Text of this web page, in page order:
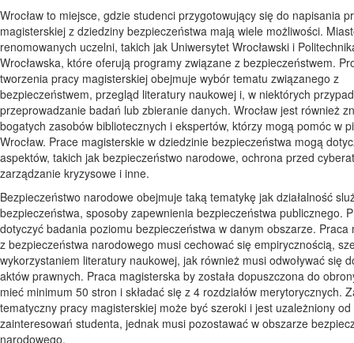
Wrocław to miejsce, gdzie studenci przygotowujący się do napisania
magisterskiej z dziedziny bezpieczeństwa mają wiele możliwości.
renomowanych uczelni, takich jak Uniwersytet Wrocławski i
Wrocławska, które oferują programy związane z bezpieczeństwem.
tworzenia pracy magisterskiej obejmuje wybór tematu związanego z
bezpieczeństwem, przegląd literatury naukowej i, w niektórych
przeprowadzanie badań lub zbieranie danych. Wrocław jest również
bogatych zasobów bibliotecznych i ekspertów, którzy mogą pomóc w
Wrocław. Prace magisterskie w dziedzinie bezpieczeństwa mogą
aspektów, takich jak bezpieczeństwo narodowe, ochrona przed
zarządzanie kryzysowe i inne.
Bezpieczeństwo narodowe obejmuje taką tematykę jak działalność
bezpieczeństwa, sposoby zapewnienia bezpieczeństwa publicznego.
dotyczyć badania poziomu bezpieczeństwa w danym obszarze. Praca
z bezpieczeństwa narodowego musi cechować się empirycznością,
wykorzystaniem literatury naukowej, jak również musi odwoływać się
aktów prawnych. Praca magisterska by została dopuszczona do
mieć minimum 50 stron i składać się z 4 rozdziałów merytorycznych.
tematyczny pracy magisterskiej może być szeroki i jest uzależniony od
zainteresowań studenta, jednak musi pozostawać w obszarze
narodowego.